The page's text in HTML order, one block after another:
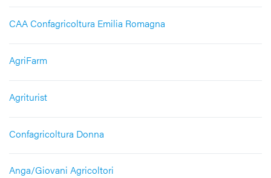
CAA Confagricoltura Emilia Romagna
AgriFarm
Agriturist
Confagricoltura Donna
Anga/Giovani Agricoltori